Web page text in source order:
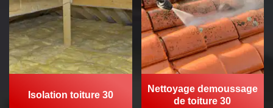
Isolation toiture 30
Nettoyage demoussage
de toiture 30